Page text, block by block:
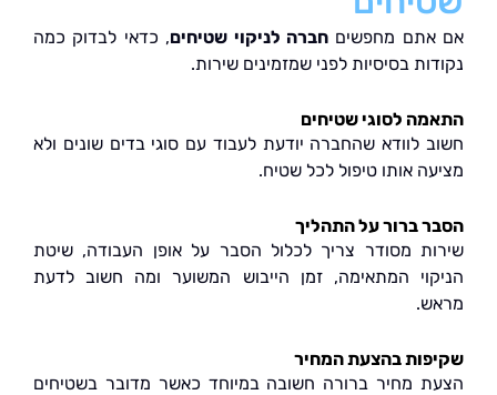
מחפשיםחברה לניקוי שטיחים, כדאי לבדוק כמה
בסיסיות לפני שמזמינים שירות.
לסוגי שטיחים
לוודא שהחברה יודעת לעבוד עם סוגי בדים שונים ולא
אותו טיפול לכל שטיח.
ברור על התהליך
מסודר צריך לכלול הסבר על אופן העבודה, שיטת
המתאימה, זמן הייבוש המשוער ומה חשוב לדעת
בהצעת המחיר
מחיר ברורה חשובה במיוחד כאשר מדובר בשטיחים